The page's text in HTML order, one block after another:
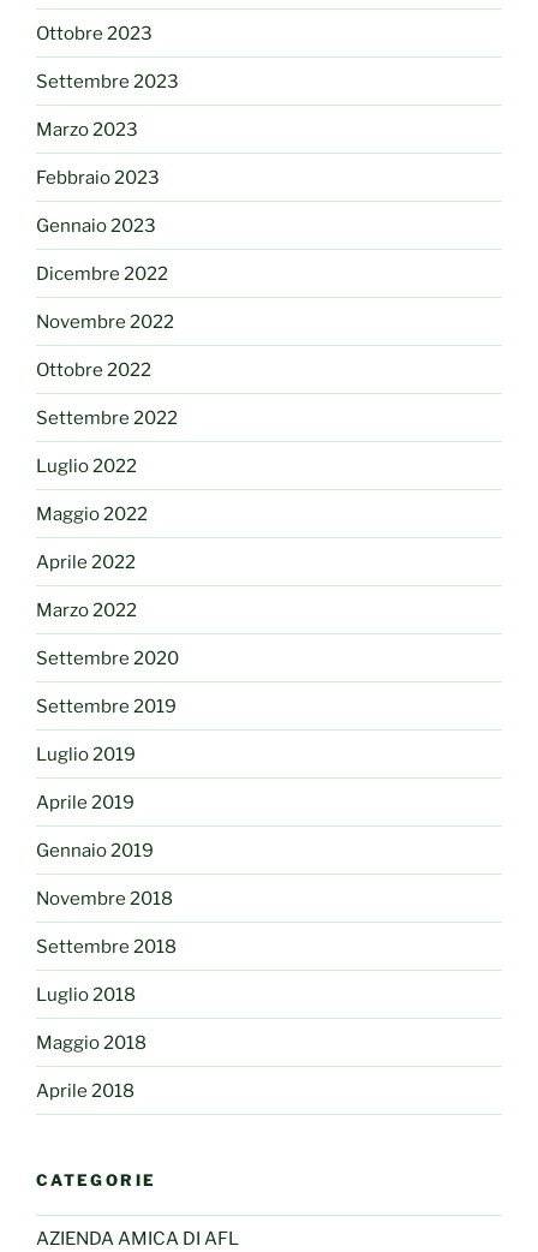
Ottobre 2023
Settembre 2023
Marzo 2023
Febbraio 2023
Gennaio 2023
Dicembre 2022
Novembre 2022
Ottobre 2022
Settembre 2022
Luglio 2022
Maggio 2022
Aprile 2022
Marzo 2022
Settembre 2020
Settembre 2019
Luglio 2019
Aprile 2019
Gennaio 2019
Novembre 2018
Settembre 2018
Luglio 2018
Maggio 2018
Aprile 2018
CATEGORIE
AZIENDA AMICA DI AFL